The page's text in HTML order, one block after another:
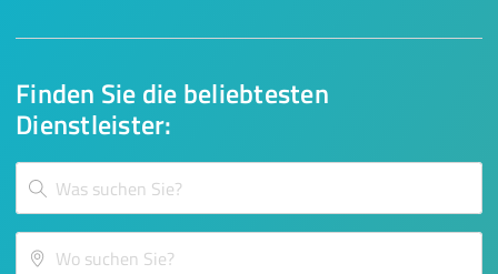
Finden Sie die beliebtesten
Dienstleister: